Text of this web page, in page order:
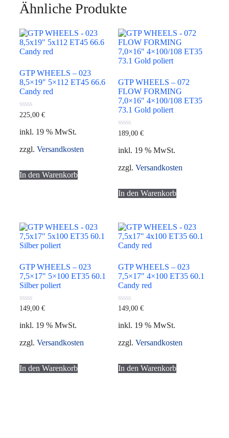
Ähnliche Produkte
GTP WHEELS – 023
8,5×19″ 5×112 ET45 66.6
Candy red
0
5
225,00 €
inkl. 19 % MwSt.
zzgl. Versandkosten
In den Warenkorb
GTP WHEELS – 072
FLOW FORMING
7,0×16″ 4×100/108 ET35
73.1 Gold poliert
0
5
189,00€
inkl. 19 % MwSt.
zzgl.Versandkosten
In den Warenkorb
GTP WHEELS – 023
7,5×17″ 5×100 ET35 60.1
Silber poliert
0
5
149,00 €
inkl. 19 % MwSt.
zzgl. Versandkosten
In den Warenkorb
GTP WHEELS – 023
7,5×17″ 4×100 ET35 60.1
Candy red
0
5
149,00€
inkl. 19 % MwSt.
zzgl.Versandkosten
In den Warenkorb